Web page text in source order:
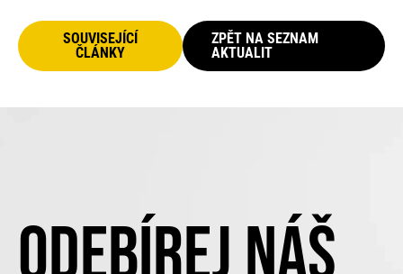
SOUVISEJÍCÍ
ČLÁNKY
ZPĚT NA SEZNAM
AKTUALIT